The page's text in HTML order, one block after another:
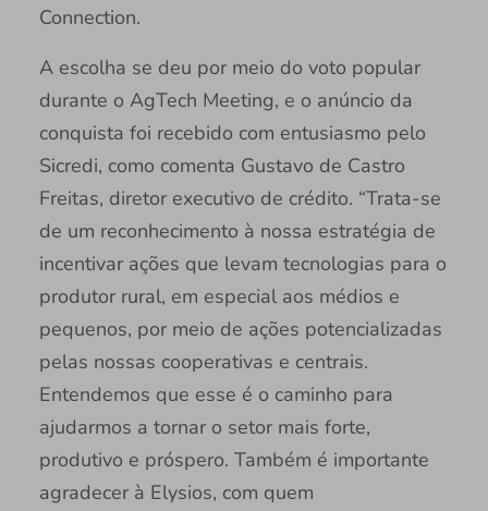
Connection.
A escolha se deu por meio do voto popular
durante o AgTech Meeting, e o anúncio da
conquista foi recebido com entusiasmo pelo
Sicredi, como comenta Gustavo de Castro
Freitas, diretor executivo de crédito. “Trata-se
de um reconhecimento à nossa estratégia de
incentivar ações que levam tecnologias para o
produtor rural, em especial aos médios e
pequenos, por meio de ações potencializadas
pelas nossas cooperativas e centrais.
Entendemos que esse é o caminho para
ajudarmos a tornar o setor mais forte,
produtivo e próspero. Também é importante
agradecer à Elysios, com quem